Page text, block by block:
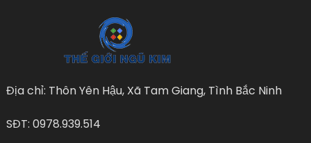
Địa chỉ: Thôn Yên Hậu, Xã Tam Giang, Tình Bắc Ninh
SĐT: 0978.939.514